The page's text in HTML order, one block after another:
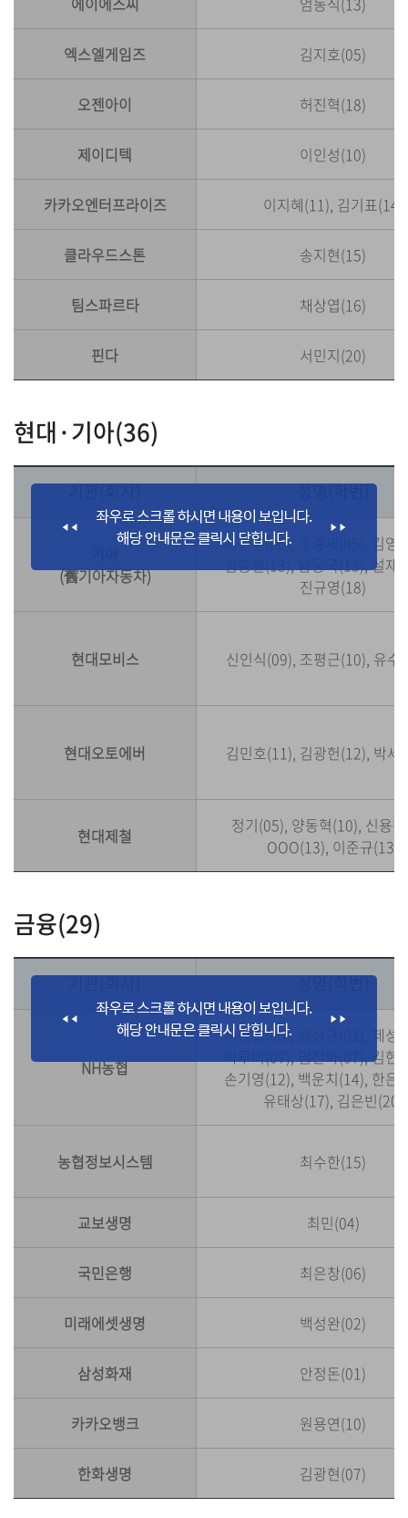
엑스엘게임즈 김지호(05)
오젠아이 허진혁(18)
제이디텍 이인성(10)
카카오엔터프라이즈 이지혜(11), 김기표(14)
클라우드스톤 송지현(15)
팀스파르타 채상엽(16)
핀다 서민지(20)
현대·기아(36)
기관(회사) 성명(학번)
(舊기아자동차)
서진우(00), 조충재(05), 김영
김홍철(13), 남동국(13), 설재
진규영(18)
현대모비스 신인식(09), 조평근(10), 유수
현대오토에버 김민호(11), 김광헌(12), 박세
현대제철
정기(05), 양동혁(10), 신용
OOO(13), 이준규(13)
금융(29)
기관(회사) 성명(학번)
NH농협
서평일(00), 김상규(01), 제성
박루비(07), 임진화(07), 김현
손기영(12), 백운치(14), 한은
유태상(17), 김은빈(20)
농협정보시스템 최수한(15)
교보생명 최민(04)
국민은행 최은창(06)
미래에셋생명 백성완(02)
삼성화재 안정돈(01)
카카오뱅크 원용연(10)
한화생명 김광현(07)